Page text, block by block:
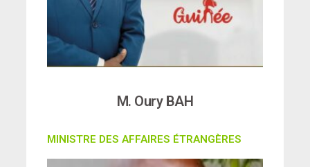
M. Oury BAH
MINISTRE DES AFFAIRES ÉTRANGÈRES